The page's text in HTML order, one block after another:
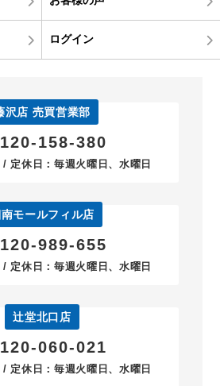
ログイン
沢店 売買営業部
158-380
定休日：毎週火曜日、水曜日
モールフィル店
989-655
定休日：毎週火曜日、水曜日
辻堂北口店
060-021
定休日：毎週火曜日、水曜日